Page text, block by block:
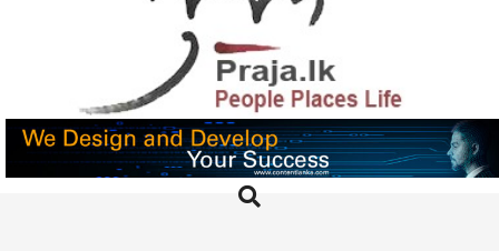
PRAJA.LK
Search